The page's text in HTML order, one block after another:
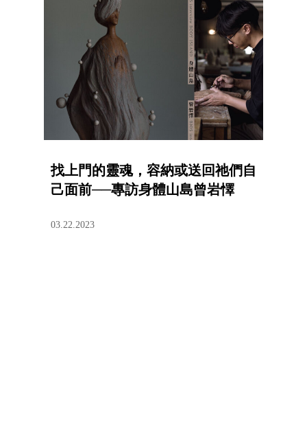
找上門的靈魂，容納或送回祂們自
己面前──專訪身體山島曾岩懌
03.22.2023